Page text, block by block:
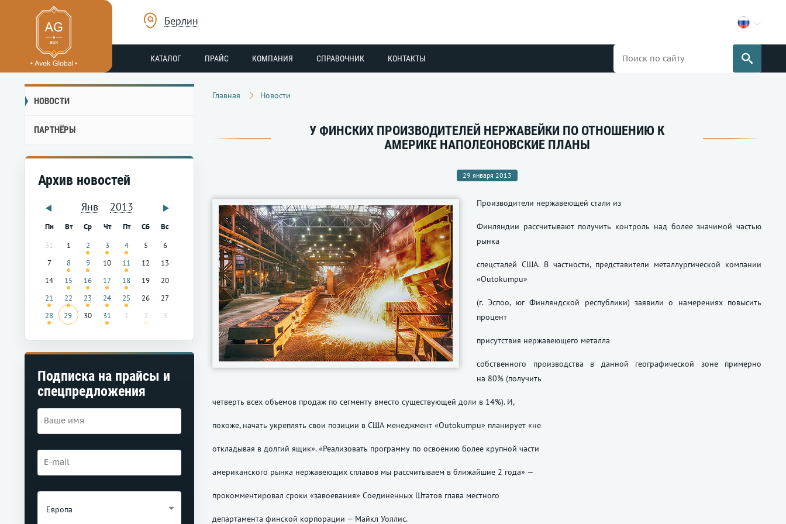
Берлин
КАТАЛОГ ПРАЙС КОМПАНИЯ СПРАВОЧНИК КОНТАКТЫ
НОВОСТИ
ПАРТНЁРЫ
Архив новостей
Янв 2013
Пн Вт Ср Чт Пт Сб
Вс
31
1 2 3 4 5
6
7
8 9 10 11 12
13
14
15 16 17 18 19
20
21
22 23 24 25 26
27
28
29 30 31 1 2 3
Подписка на прайсы и
спецпредложения
Европа
Главная Новости
У ФИНСКИХ ПРОИЗВОДИТЕЛЕЙ НЕРЖАВЕЙКИ ПО ОТНОШЕНИЮ К
АМЕРИКЕ НАПОЛЕОНОВСКИЕ ПЛАНЫ
29 января 2013
Производители нержавеющей стали из
Финляндии рассчитывают получить контроль над более значимой частью
рынка
спецсталей США. В частности, представители металлургической компании
«Outokumpu»
(г. Эспоо, юг Финляндской республики) заявили о намерениях повысить
процент
присутствия нержавеющего металла
собственного производства в данной географической зоне примерно
на 80% (получить
четверть всех объемов продаж по сегменту вместо существующей доли в 14%). И,
похоже, начать укреплять свои позиции в США менеджмент «Outokumpu» планирует «не
откладывая в долгий ящик». «Реализовать программу по освоению более крупной части
американского рынка нержавеющих сплавов мы рассчитываем в ближайшие 2 года» —
прокомментировал сроки «завоевания» Соединенных Штатов глава местного
департамента финской корпорации — Майкл Уоллис.